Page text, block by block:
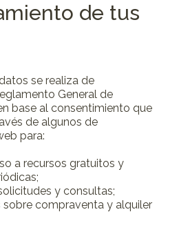
de tus
se realiza de
General de
base al consentimiento que
de algunos de
para:
a recursos gratuitos y
y consultas;
sobre compraventa y alquiler